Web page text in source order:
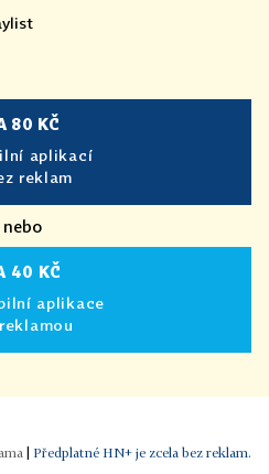
80 KČ
aplikací
reklam
nebo
40 KČ
aplikace
Předplatné HN+ je zcela bez reklam.